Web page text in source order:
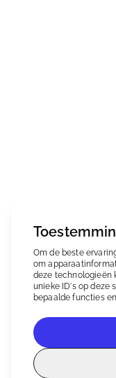
Om de beste
om
deze technologieën
unieke ID's op deze
bepaalde functies